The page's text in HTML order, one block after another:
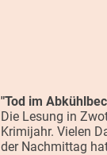
"Tod im
Die Lesung in
Krimijahr. Vielen
der Nachmittag